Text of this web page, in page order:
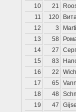
10
21
11
120
12
3
13
58
14
27
15
83
16
22
17
65
18
48
19
47